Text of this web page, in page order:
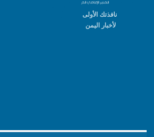
نافذتك الأولى
لأخبار اليمن